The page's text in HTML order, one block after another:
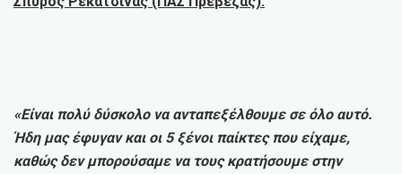
«Είναι πολύ δύσκολο να ανταπεξέλθουμε σε όλο αυτό.
Ήδη μας έφυγαν και οι 5 ξένοι παίκτες που είχαμε,
καθώς δεν μπορούσαμε να τους κρατήσουμε στην